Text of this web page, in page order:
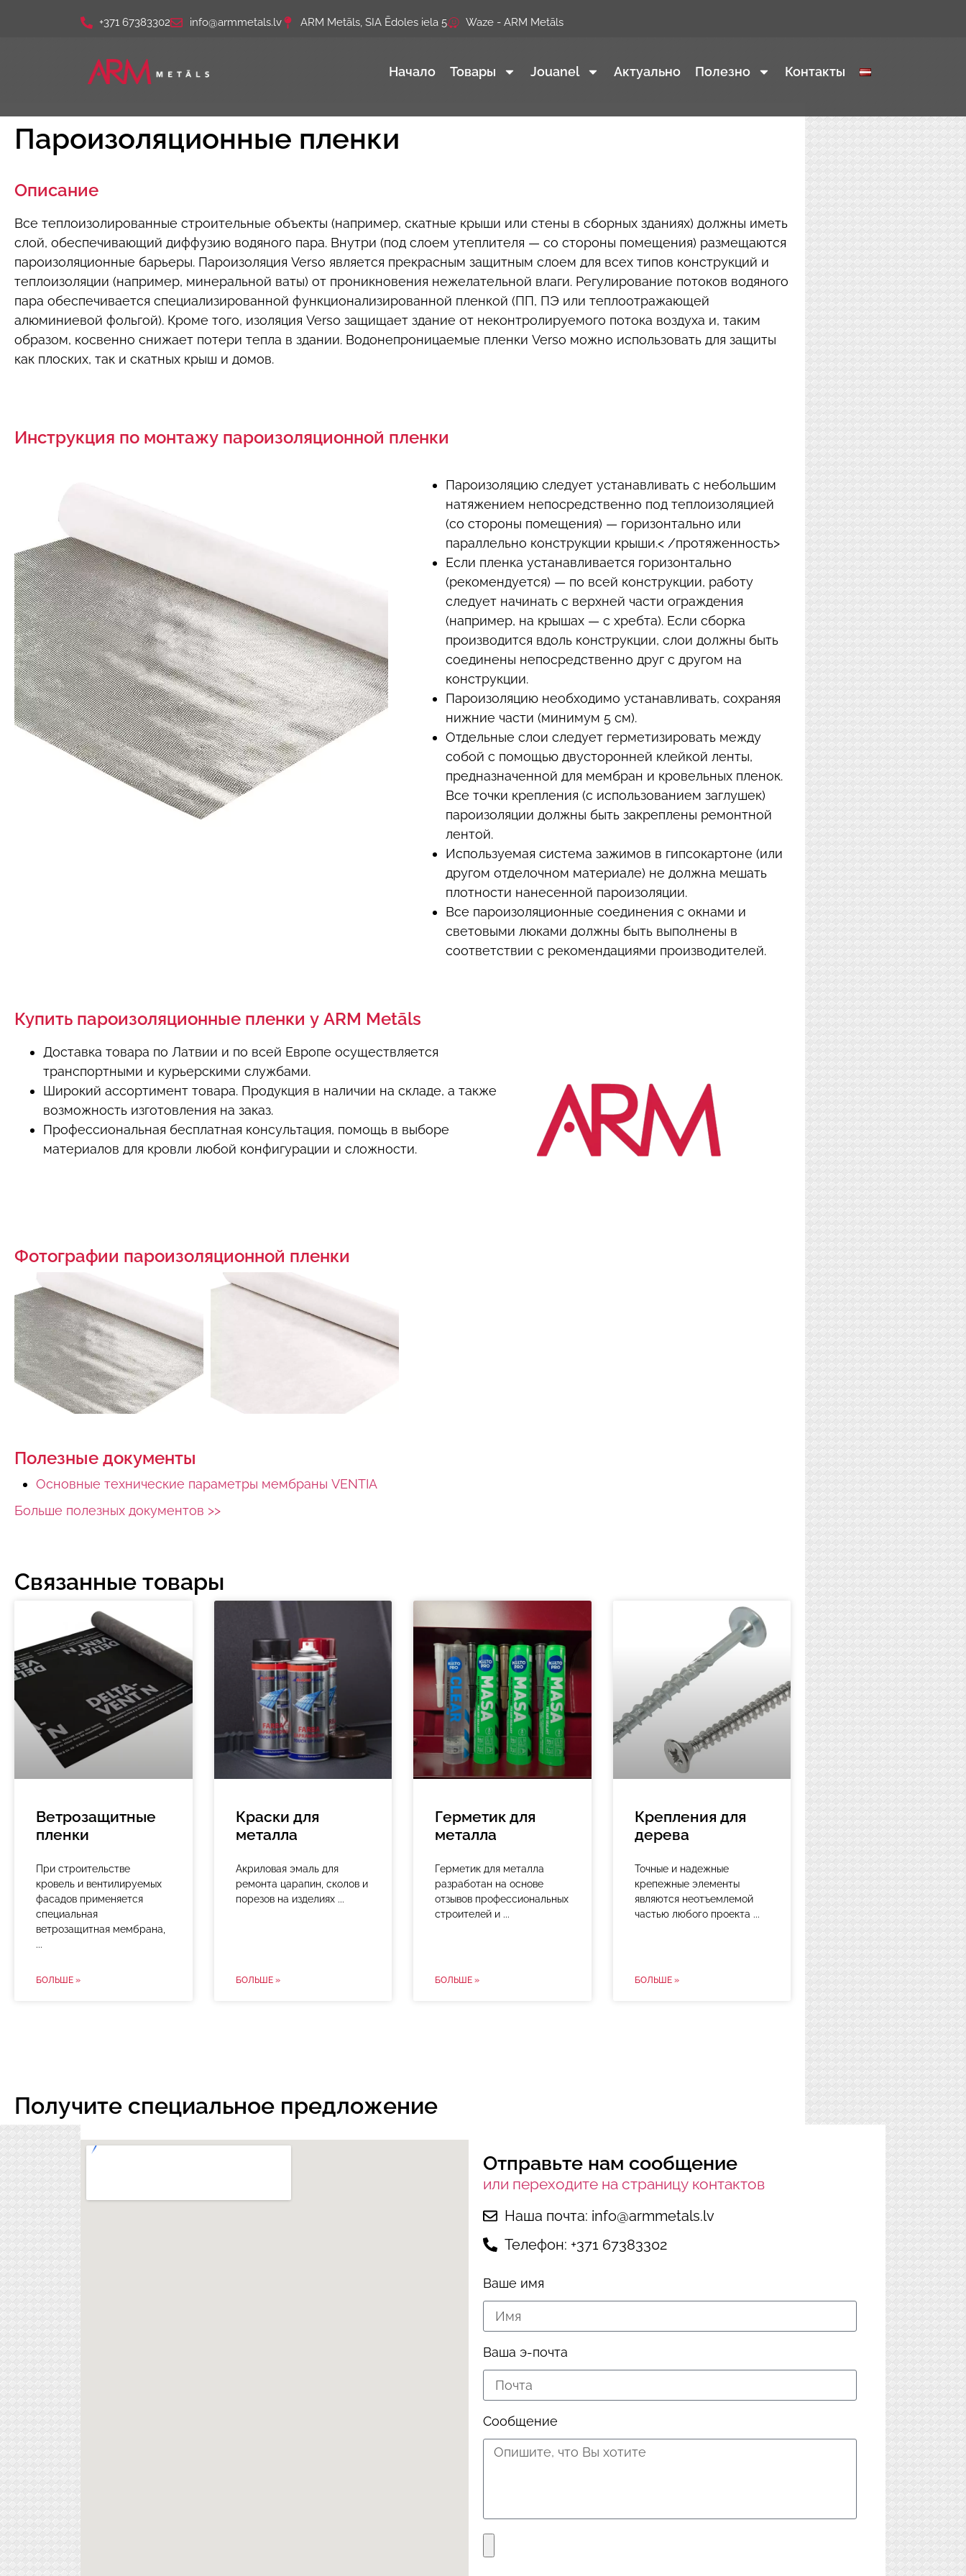
+371 67383302 info@armmetals.lv ARM Metāls, SIA Ēdoles iela 5 Waze - ARM Metāls
Начало Товары Jouanel Актуально Полезно Контакты
Пароизоляционные пленки
Описание
Все теплоизолированные строительные объекты (например, скатные крыши или стены в сборных зданиях) должны иметь
слой, обеспечивающий диффузию водяного пара. Внутри (под слоем утеплителя — со стороны помещения) размещаются
пароизоляционные барьеры. Пароизоляция Verso является прекрасным защитным слоем для всех типов конструкций и
теплоизоляции (например, минеральной ваты) от проникновения нежелательной влаги. Регулирование потоков водяного
пара обеспечивается специализированной функционализированной пленкой (ПП, ПЭ или теплоотражающей
алюминиевой фольгой). Кроме того, изоляция Verso защищает здание от неконтролируемого потока воздуха и, таким
образом, косвенно снижает потери тепла в здании. Водонепроницаемые пленки Verso можно использовать для защиты
как плоских, так и скатных крыш и домов.
Инструкция по монтажу пароизоляционной пленки
Пароизоляцию следует устанавливать с небольшим
натяжением непосредственно под теплоизоляцией
(со стороны помещения) — горизонтально или
параллельно конструкции крыши.< /протяженность>
Если пленка устанавливается горизонтально
(рекомендуется) — по всей конструкции, работу
следует начинать с верхней части ограждения
(например, на крышах — с хребта). Если сборка
производится вдоль конструкции, слои должны быть
соединены непосредственно друг с другом на
конструкции.
Пароизоляцию необходимо устанавливать, сохраняя
нижние части (минимум 5 см).
Отдельные слои следует герметизировать между
собой с помощью двусторонней клейкой ленты,
предназначенной для мембран и кровельных пленок.
Все точки крепления (с использованием заглушек)
пароизоляции должны быть закреплены ремонтной
лентой.
Используемая система зажимов в гипсокартоне (или
другом отделочном материале) не должна мешать
плотности нанесенной пароизоляции.
Все пароизоляционные соединения с окнами и
световыми люками должны быть выполнены в
соответствии с рекомендациями производителей.
Купить пароизоляционные пленки у ARM Metāls
Доставка товара по Латвии и по всей Европе осуществляется
транспортными и курьерскими службами.
Широкий ассортимент товара. Продукция в наличии на складе, а также
возможность изготовления на заказ.
Профессиональная бесплатная консультация, помощь в выборе
материалов для кровли любой конфигурации и сложности.
Фотографии пароизоляционной пленки
Полезные документы
Основные технические параметры мембраны VENTIA
Больше полезных документов >>
Связанные товары
Ветрозащитные
пленки
При строительстве
кровель и вентилируемых
фасадов применяется
специальная
ветрозащитная мембрана,
БОЛЬШЕ »
Краски для
металла
Акриловая эмаль для
ремонта царапин, сколов и
порезов на изделиях
БОЛЬШЕ »
Герметик для
металла
Герметик для металла
разработан на основе
отзывов профессиональных
строителей и
БОЛЬШЕ »
Крепления для
дерева
Точные и надежные
крепежные элементы
являются неотъемлемой
частью любого проекта
БОЛЬШЕ »
Получите специальное предложение
Отправьте нам сообщение
или переходите на страницу контактов
Наша почта: info@armmetals.lv
Телефон: +371 67383302
Ваше имя
Ваша э-почта
Сообщение